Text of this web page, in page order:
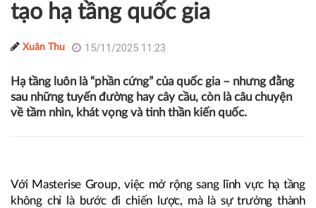
tạo hạ tầng quốc gia
Xuân Thu 15/11/2025 11:23
Hạ tầng luôn là “phần cứng” của quốc gia – nhưng đằng
sau những tuyến đường hay cây cầu, còn là câu chuyện
về tầm nhìn, khát vọng và tinh thần kiến quốc.
Với Masterise Group, việc mở rộng sang lĩnh vực hạ tầng
không chỉ là bước đi chiến lược, mà là sự trưởng thành